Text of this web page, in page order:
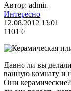
Автор: admin
Интересно
12.08.2012 13:01
1101 0
Давно ли вы
ванную комнату и
Они керамические?